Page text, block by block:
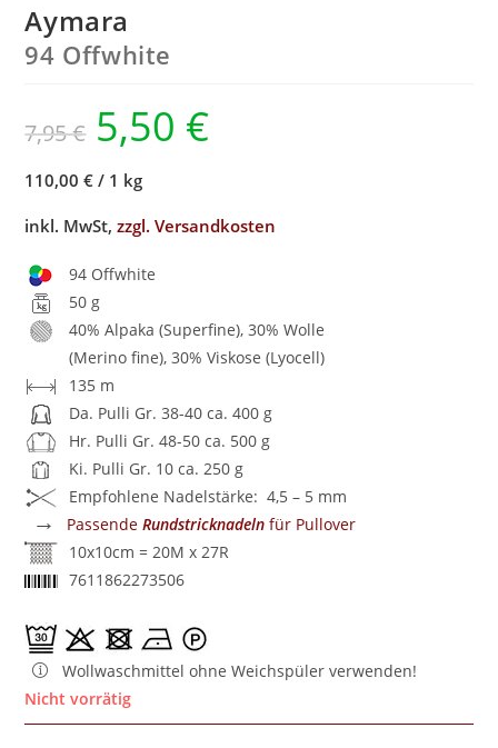
Aymara
94 Offwhite
7,95€ 5,50 €
110,00 € / 1 kg
inkl. MwSt,zzgl. Versandkosten
94 Offwhite
50 g
40% Alpaka (Superfine), 30% Wolle
(Merino fine), 30% Viskose (Lyocell)
135 m
Da. Pulli Gr. 38-40 ca. 400 g
Hr. Pulli Gr. 48-50 ca. 500 g
Ki. Pulli Gr. 10 ca. 250 g
Empfohlene Nadelstärke: 4,5 – 5 mm
→ PassendeRundstricknadeln für Pullover
10x10cm = 20M x 27R
7611862273506
Wollwaschmittel ohne Weichspüler verwenden!
Nicht vorrätig